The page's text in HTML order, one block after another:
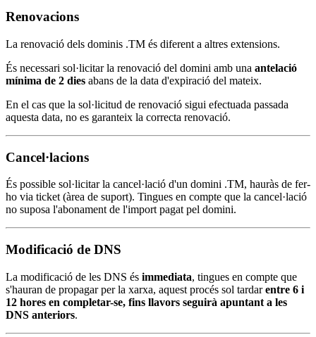
Renovacions
La renovació dels dominis .TM és diferent a altres extensions.
És necessari sol·licitar la renovació del domini amb una antelació
mínima de 2 dies abans de la data d'expiració del mateix.
En el cas que la sol·licitud de renovació sigui efectuada passada
aquesta data, no es garanteix la correcta renovació.
Cancel·lacions
És possible sol·licitar la cancel·lació d'un domini .TM, hauràs de fer-
ho via ticket (àrea de suport). Tingues en compte que la cancel·lació
no suposa l'abonament de l'import pagat pel domini.
Modificació de DNS
La modificació de les DNS és immediata, tingues en compte que
s'hauran de propagar per la xarxa, aquest procés sol tardarentre 6 i
12 hores en completar-se, fins llavors seguirà apuntant a les
DNS anteriors.